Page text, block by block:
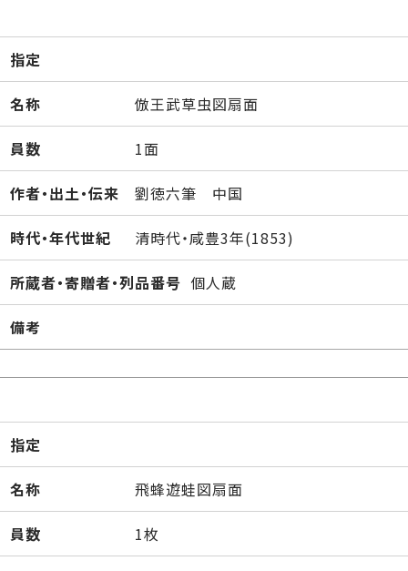
指定
名称 倣王武草虫図扇面
員数 1面
作者・出土・伝来 劉徳六筆 中国
時代・年代世紀 清時代・咸豊3年(1853)
所蔵者・寄贈者・列品番号 個人蔵
備考
指定
名称 飛蜂遊蛙図扇面
員数 1枚